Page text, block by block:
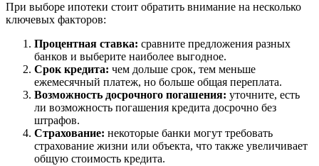
При выборе ипотеки стоит обратить внимание на несколько
ключевых факторов:
Процентная ставка: сравните предложения разных
банков и выберите наиболее выгодное.
Срок кредита: чем дольше срок, тем меньше
ежемесячный платеж, но больше общая переплата.
Возможность досрочного погашения: уточните, есть
ли возможность погашения кредита досрочно без
штрафов.
Страхование: некоторые банки могут требовать
страхование жизни или объекта, что также увеличивает
общую стоимость кредита.